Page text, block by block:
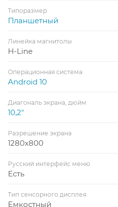
Типоразмер
Планшетный
Линейка магнитолы
H-Line
Операционная система
Android 10
Диагональ экрана, дюйм
10,2"
Разрешение экрана
1280x800
Русский интерфейс меню
Есть
Тип сенсорного дисплея
Емкостный